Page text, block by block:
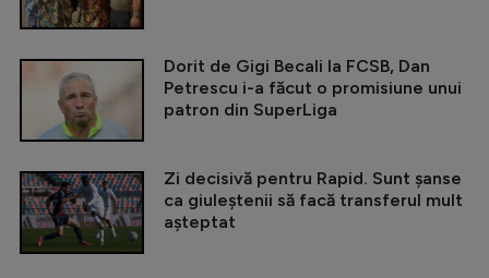
Dorit de Gigi Becali la FCSB, Dan
Petrescu i-a făcut o promisiune unui
patron din SuperLiga
Zi decisivă pentru Rapid. Sunt șanse
ca giuleștenii să facă transferul mult
așteptat